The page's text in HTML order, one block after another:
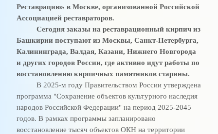
Реставрацию» в Москве, организованной Российской
Ассоциацией реставраторов.
Сегодня заказы на реставрационный кирпич из
Башкирии поступают из Москвы, Санкт-Петербурга,
Калининграда, Валдая, Казани, Нижнего Новгорода
и других городов России, где активно идут работы по
восстановлению кирпичных памятников старины.
В 2025-м году Правительством России утверждена
программа "Сохранение объектов культурного наследия
народов Российской Федерации" на период 2025-2045
годов. В рамках программы запланировано
восстановление тысяч объектов ОКН на территории